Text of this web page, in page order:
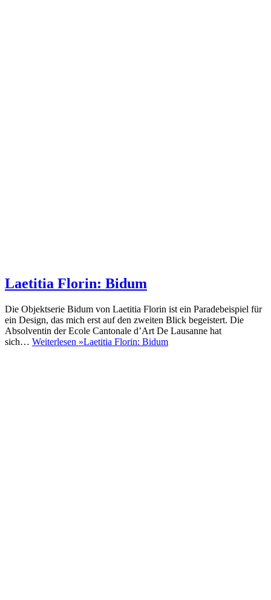
Laetitia Florin: Bidum
Die Objektserie Bidum von Laetitia Florin ist ein Paradebeispiel für
ein Design, das mich erst auf den zweiten Blick begeistert. Die
Absolventin der Ecole Cantonale d’Art De Lausanne hat
sich… Weiterlesen »Laetitia Florin: Bidum